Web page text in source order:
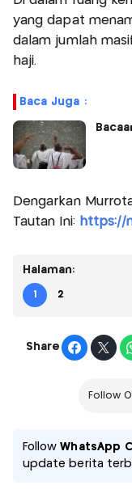
yang dapat
dalam jumlah
haji.
Baca Juga :
Dengarkan
Tautan Ini: https://
Halaman:
1 2
Share
Follow
FollowWhatsApp
update berita